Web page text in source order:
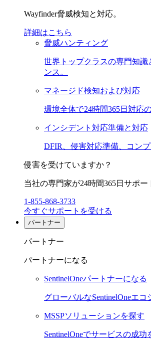
Wayfinder脅威検知と対応。
詳細はこちら
脅威ハンティング
世界トップクラスの専門知識
ンス。
マネージド検知および対応
環境全体で24時間365日対応
インシデント対応準備と対応
DFIR、侵害対応準備、コンプ
侵害を受けていますか？
当社の専門家が24時間365日サポー
1-855-868-3733
今すぐサポートを受ける
パートナー
パートナー
パートナーになる
SentinelOneパートナーになる
グローバルなSentinelOneエ
MSSPソリューションを探す
SentinelOneでサービスの成功